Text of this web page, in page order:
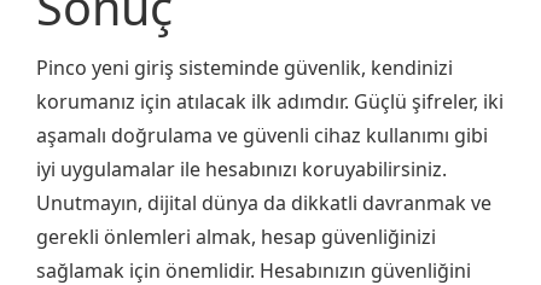
Pinco yeni giriş sisteminde güvenlik, kendinizi
korumanız için atılacak ilk adımdır. Güçlü şifreler, iki
aşamalı doğrulama ve güvenli cihaz kullanımı gibi
iyi uygulamalar ile hesabınızı koruyabilirsiniz.
Unutmayın, dijital dünya da dikkatli davranmak ve
gerekli önlemleri almak, hesap güvenliğinizi
sağlamak için önemlidir. Hesabınızın güvenliğini